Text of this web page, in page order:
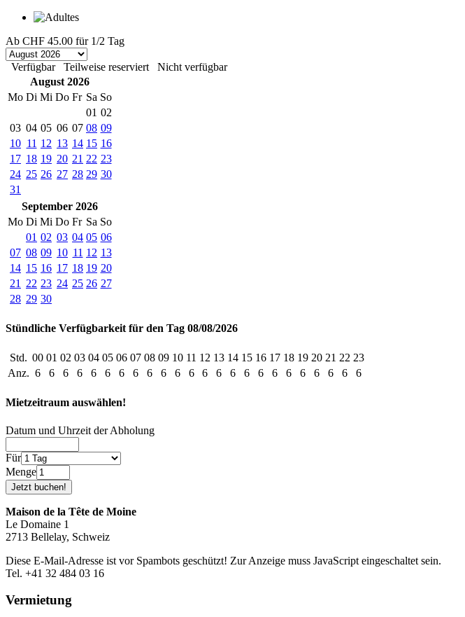
Ab CHF 45.00 für 1/2 Tag
Verfügbar Teilweise reserviert
Nicht verfügbar
August 2026
Mo Di Mi Do Fr Sa So
01 02
03 04 05 06 07 08 09
10 11 12 13 14 15 16
17 18 19 20 21 22 23
24 25 26 27 28 29 30
31
September 2026
Mo Di Mi Do Fr Sa So
01 02 03 04 05 06
07 08 09 10 11 12 13
14 15 16 17 18 19 20
21
22 23 24 25 26 27
28 29 30
Stündliche Verfügbarkeit für den Tag 08/08/2026
Std. 00 01 02 03 04 05 06 07 08 09 10 11 12 13 14 15 16 17 18 19 20 21 22 23
Anz. 6 6 6 6 6 6 6 6 6 6 6 6 6 6 6 6 6 6 6 6 6 6 6 6
Mietzeitraum auswählen!
Datum und Uhrzeit der Abholung
Für
Menge
Maison de la Tête de Moine
Le Domaine 1
2713 Bellelay, Schweiz
Diese E-Mail-Adresse ist vor Spambots geschützt! Zur Anzeige muss JavaScript eingeschaltet sein.
Tel. +41 32 484 03 16
Vermietung